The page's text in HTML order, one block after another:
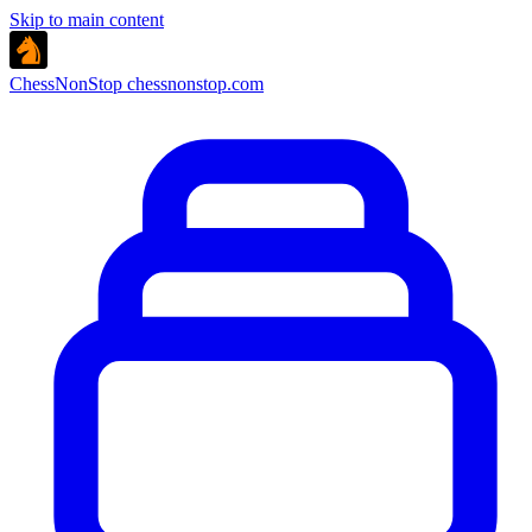
Skip to main content
ChessNonStop chessnonstop.com